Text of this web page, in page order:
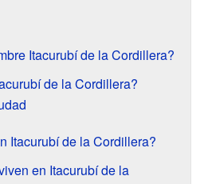
Itacurubí de la Cordillera?
de la Cordillera?
Itacurubí de la Cordillera?
en Itacurubí de la